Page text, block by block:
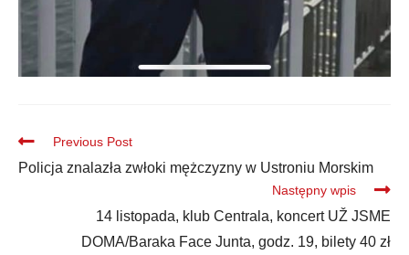
Previous Post
Policja znalazła zwłoki mężczyzny w Ustroniu Morskim
Następny wpis
14 listopada, klub Centrala, koncert UŽ JSME
DOMA/Baraka Face Junta, godz. 19, bilety 40 zł